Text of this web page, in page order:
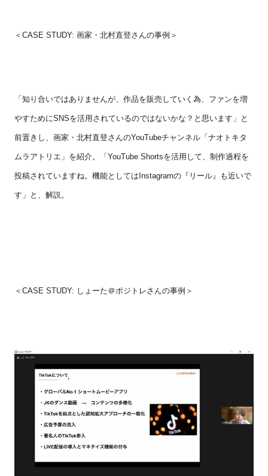
＜ CASE STUDY: 画家・北村直登さんの事例＞
「知り合いではありませんが、作品を販売していく為、ファンを増
やすためにSNSを活用されているのではないかな？と思います」と
前置きし、画家・北村直登さんのYouTubeチャンネル「ナオトキタ
ムラアトリエ」を紹介。「 YouTube Shortsを活用して、制作過程を
投稿されていますね。機能としては Instagramの『リール』も近いで
す」と、解説。
＜ CASE STUDY: しょーた＠ポジトレさんの事例＞